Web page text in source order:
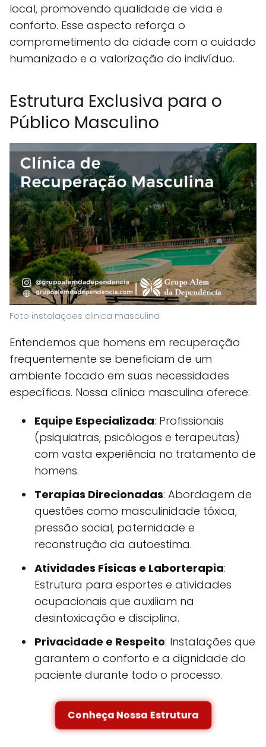
local, promovendo qualidade de vida e
conforto. Esse aspecto reforça o
comprometimento da cidade com o cuidado
humanizado e a valorização do indivíduo.
Estrutura Exclusiva para o
Público Masculino
Foto instalaçoes clinica masculina
Entendemos que homens em recuperação
frequentemente se beneficiam de um
ambiente focado em suas necessidades
específicas. Nossa clínica masculina oferece:
Equipe Especializada: Profissionais
(psiquiatras, psicólogos e terapeutas)
com vasta experiência no tratamento de
homens.
Terapias Direcionadas: Abordagem de
questões como masculinidade tóxica,
pressão social, paternidade e
reconstrução da autoestima.
Atividades Físicas e Laborterapia:
Estrutura para esportes e atividades
ocupacionais que auxiliam na
desintoxicação e disciplina.
Privacidade e Respeito: Instalações que
garantem o conforto e a dignidade do
paciente durante todo o processo.
Conheça Nossa Estrutura